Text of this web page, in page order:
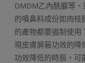
DMDM乙內酰脲等
的噴鼻料成份如肉
的產物都要遏制使
現皮膚屏蔽功效的降
功效降低的時辰，可